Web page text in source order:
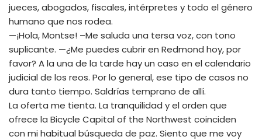
jueces, abogados, fiscales, intérpretes y todo el género
humano que nos rodea.
—¡Hola, Montse! –Me saluda una tersa voz, con tono
suplicante. —¿Me puedes cubrir en Redmond hoy, por
favor? A la una de la tarde hay un caso en el calendario
judicial de los reos. Por lo general, ese tipo de casos no
dura tanto tiempo. Saldrías temprano de allí.
La oferta me tienta. La tranquilidad y el orden que
ofrece la Bicycle Capital of the Northwest coinciden
con mi habitual búsqueda de paz. Siento que me voy